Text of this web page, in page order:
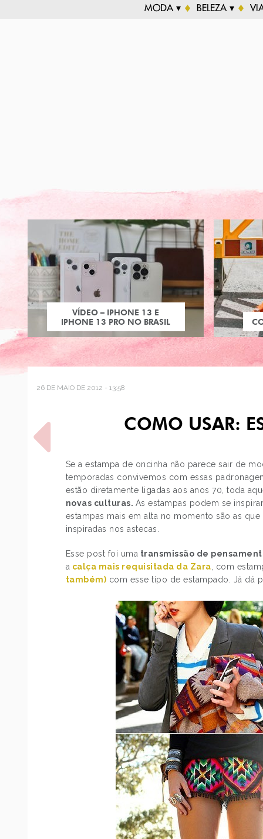
MODA ▾ BELEZA ▾
VÍDEO – IPHONE 13 E
IPHONE 13 PRO NO BRASIL
26 DE MAIO DE 2012 - 13:58
COMO USAR:
Se a estampa de oncinha não parece sair de
temporadas convivemos com essas
estão diretamente ligadas aos anos 70, toda
novas culturas. As estampas podem se
estampas mais em alta no momento são as
inspiradas nos astecas.
Esse post foi uma transmissão de
a calça mais requisitada da Zara , com
também) com esse tipo de estampado. Já dá
POST ANTERIOR
LOOK DO DIA: CALÇA